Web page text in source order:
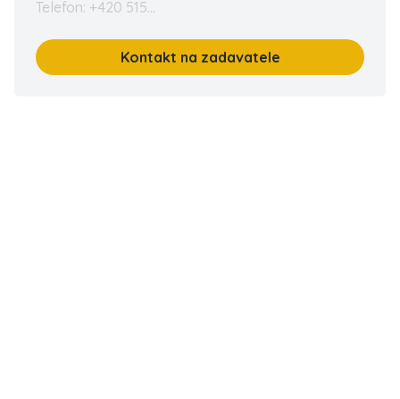
Telefon: +420 515...
Kontakt na zadavatele